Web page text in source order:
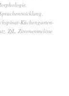
Küchengarten-
ZfL Zitronenmelisse